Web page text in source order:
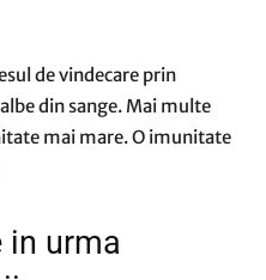
de vindecare prin
din sange. Mai multe
mai mare. O imunitate
in urma